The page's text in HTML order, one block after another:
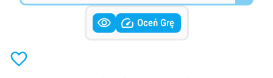
  Oceń Grę
